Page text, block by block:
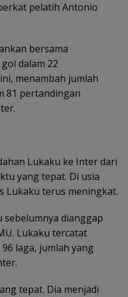
pelatih Antonio
bersama
dalam 22
menambah jumlah
81 pertandingan
Lukaku ke Inter dari
yang tepat. Di usia
Lukaku terus meningkat.
dianggap
Lukaku tercatat
laga, jumlah yang
tepat. Dia menjadi